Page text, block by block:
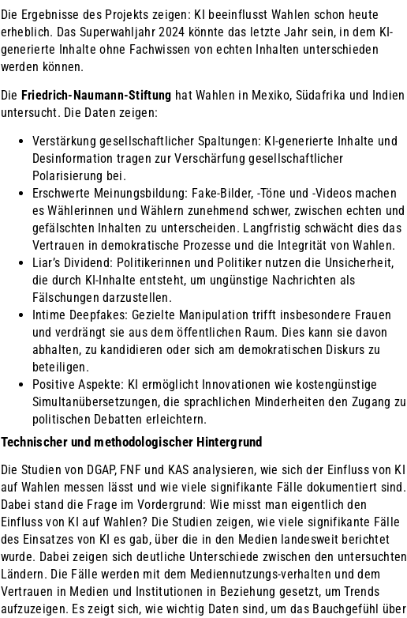
Die Ergebnisse des Projekts zeigen: KI beeinflusst Wahlen schon heute
erheblich. Das Superwahljahr 2024 könnte das letzte Jahr sein, in dem KI-
generierte Inhalte ohne Fachwissen von echten Inhalten unterschieden
werden können.
Die Friedrich-Naumann-Stiftung hat Wahlen in Mexiko, Südafrika und Indien
untersucht. Die Daten zeigen:
Verstärkung gesellschaftlicher Spaltungen: KI-generierte Inhalte und
Desinformation tragen zur Verschärfung gesellschaftlicher
Polarisierung bei.
Erschwerte Meinungsbildung: Fake-Bilder, -Töne und -Videos machen
es Wählerinnen und Wählern zunehmend schwer, zwischen echten und
gefälschten Inhalten zu unterscheiden. Langfristig schwächt dies das
Vertrauen in demokratische Prozesse und die Integrität von Wahlen.
Liar’s Dividend: Politikerinnen und Politiker nutzen die Unsicherheit,
die durch KI-Inhalte entsteht, um ungünstige Nachrichten als
Fälschungen darzustellen.
Intime Deepfakes: Gezielte Manipulation trifft insbesondere Frauen
und verdrängt sie aus dem öffentlichen Raum. Dies kann sie davon
abhalten, zu kandidieren oder sich am demokratischen Diskurs zu
beteiligen.
Positive Aspekte: KI ermöglicht Innovationen wie kostengünstige
Simultanübersetzungen, die sprachlichen Minderheiten den Zugang zu
politischen Debatten erleichtern.
Technischer und methodologischer Hintergrund
Die Studien von DGAP, FNF und KAS analysieren, wie sich der Einfluss von KI
auf Wahlen messen lässt und wie viele signifikante Fälle dokumentiert sind.
Dabei stand die Frage im Vordergrund: Wie misst man eigentlich den
Einfluss von KI auf Wahlen? Die Studien zeigen, wie viele signifikante Fälle
des Einsatzes von KI es gab, über die in den Medien landesweit berichtet
wurde. Dabei zeigen sich deutliche Unterschiede zwischen den untersuchten
Ländern. Die Fälle werden mit dem Mediennutzungs-verhalten und dem
Vertrauen in Medien und Institutionen in Beziehung gesetzt, um Trends
aufzuzeigen. Es zeigt sich, wie wichtig Daten sind, um das Bauchgefühl über